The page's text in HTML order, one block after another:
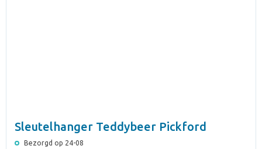
Sleutelhanger Teddybeer Pickford
Bezorgd op 24-08